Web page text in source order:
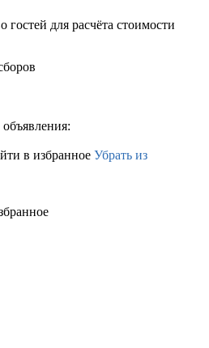
для расчёта стоимости
в избранное Убрать из